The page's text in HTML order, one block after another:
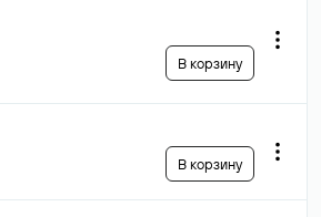
В корзину
В корзину